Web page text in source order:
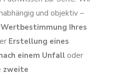
und objektiv –
Wertbestimmung Ihres
Erstellung eines
einem Unfalloder
zweite